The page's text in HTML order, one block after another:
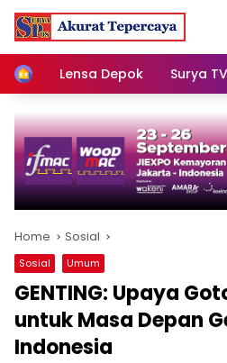
Skip
content
HomeLensa Depok Surya TV
Home Sosial
Sosial Umum
GENTING: Upaya
untuk Masa Depan
Indonesia